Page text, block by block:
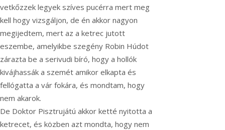
vetkőzzek legyek szíves pucérra mert meg
kell hogy vizsgáljon, de én akkor nagyon
megijedtem, mert az a ketrec jutott
eszembe, amelyikbe szegény Robin Húdot
zárazta be a serivudi bíró, hogy a hollók
kivájhassák a szemét amikor elkapta és
fellógatta a vár fokára, és mondtam, hogy
nem akarok.
De Doktor Pisztrujátú akkor ketté nyitotta a
ketrecet, és közben azt mondta, hogy nem